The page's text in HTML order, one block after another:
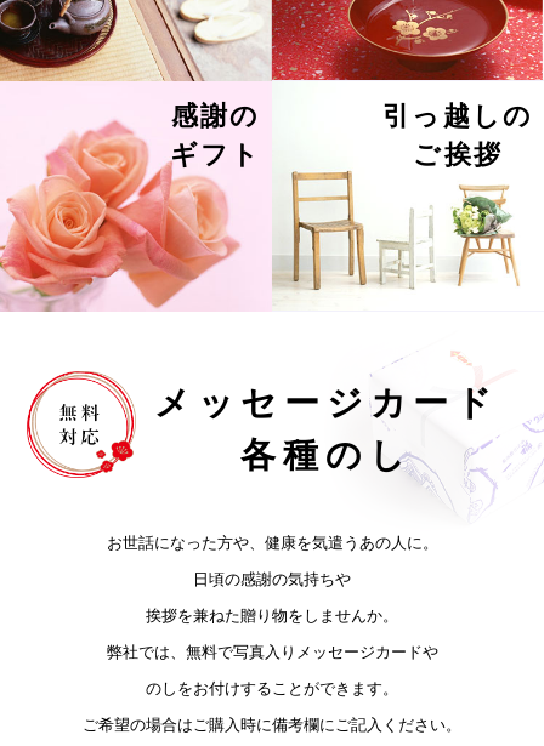
感謝の
ギフト
引っ越しの
ご挨拶
メッセージカード
各種のし
お世話になった方や、健康を気遣うあの人に。
日頃の感謝の気持ちや
挨拶を兼ねた贈り物をしませんか。
弊社では、無料で写真入りメッセージカードや
のしをお付けすることができます。
ご希望の場合はご購入時に備考欄にご記入ください。